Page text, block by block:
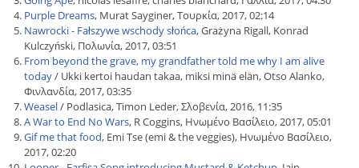
Purple Dreams, Murat Sayginer, Τουρκία, 2017, 02:14
Nawrocki - Fałszywe wschody słońca, Grażyna Rigall, Konrad
Kulczyński, Πολωνία, 2017, 03:51
From beyond the grave, my grandfather told me why I am alive
today/ Ukki kertoi haudan takaa, miksi minä elän, Otso Alanko,
Φινλανδία, 2017, 03:35
Weasel/ Podlasica, Timon Leder, Σλοβενία, 2016, 11:35
A War to End No Wars, R Coggins, Ηνωμένο Βασίλειο, 2017, 05:01
Gif me that food, Emi Tse (emi & the veggies), Ηνωμένο Βασίλειο,
2017, 02:20